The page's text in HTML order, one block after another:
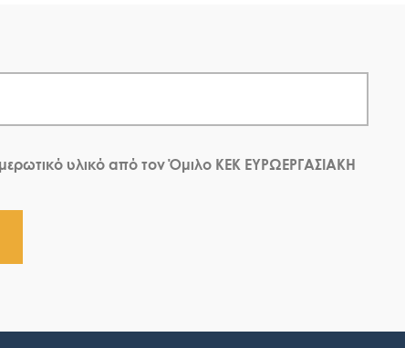
υλικό από τον Όμιλο ΚΕΚ ΕΥΡΩΕΡΓΑΣΙΑΚΗ